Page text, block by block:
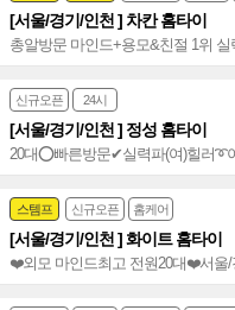
[서울/경기/인천 ] 차칸 홈타이
총알방문 마인드+용모&친절 1위
관리 VIP~♥
신규오픈 24시
[서울/경기/인천 ] 정성 홈타이
20대⭕빠른방문✔실력파(여)힐러➰
수도권 통일~⭐️
스템프 신규오픈 홈케어
[서울/경기/인천 ] 화이트 홈타이
❤️외모 마인드최고 전원20대❤️서울/
절&재방률1위⭐️만족도 높은 홈타이